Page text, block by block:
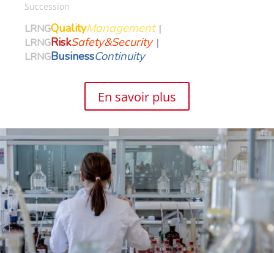
Succession
LRNGQualityManagement |
LRNGRiskSafety&Security |
LRNGBusinessContinuity
En savoir plus